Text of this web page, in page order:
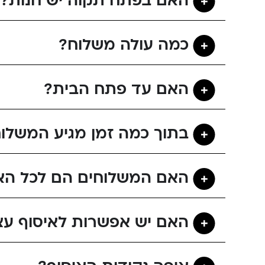
כמה עולה משלוח?
האם עד פתח הבית?
בתוך כמה זמן מגיע
האם המשלוחים הם לכל
האם יש אפשרות לאיסוף